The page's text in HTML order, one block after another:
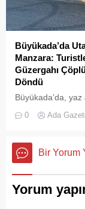
Büyükada’da
Manzara:
Güzergahı
Döndü
Büyükada’da, yaz
ziyaretçi
hizmetlerindeki
bir kez daha
0 Ada
Bir Yorum
Yorum